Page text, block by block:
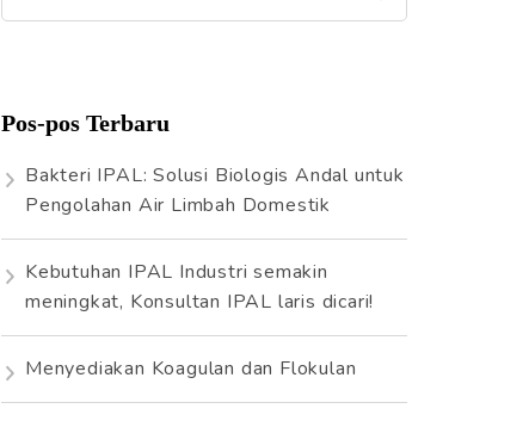
a
u
t
k
:
Pos-pos Terbaru
Bakteri IPAL: Solusi Biologis Andal untuk
Pengolahan Air Limbah Domestik
Kebutuhan IPAL Industri semakin
meningkat, Konsultan IPAL laris dicari!
Menyediakan Koagulan dan Flokulan